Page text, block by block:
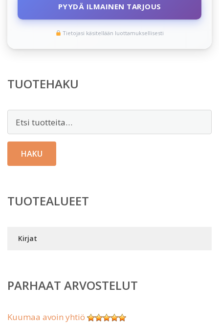
PYYDÄ ILMAINEN TARJOUS
Tietojasi käsitellään luottamuksellisesti
TUOTEHAKU
HAKU
TUOTEALUEET
Kirjat
PARHAAT ARVOSTELUT
Kuumaa avoin yhtiö